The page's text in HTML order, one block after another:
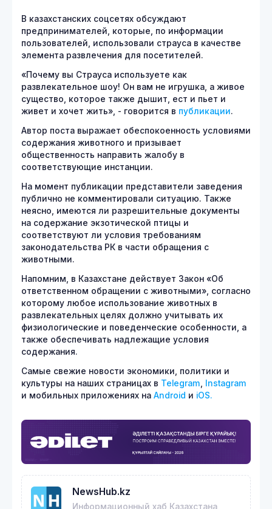
В казахстанских соцсетях обсуждают
предпринимателей, которые, по информации
пользователей, использовали страуса в качестве
элемента развлечения для посетителей.
«Почему вы Страуса используете как
развлекательное шоу! Он вам не игрушка, а живое
существо, которое также дышит, ест и пьет и
живет и хочет жить», - говорится в публикации.
Автор поста выражает обеспокоенность условиями
содержания животного и призывает
общественность направить жалобу в
соответствующие инстанции.
На момент публикации представители заведения
публично не комментировали ситуацию. Также
неясно, имеются ли разрешительные документы
на содержание экзотической птицы и
соответствуют ли условия требованиям
законодательства РК в части обращения с
животными.
Напомним, в Казахстане действует Закон «Об
ответственном обращении с животными», согласно
которому любое использование животных в
развлекательных целях должно учитывать их
физиологические и поведенческие особенности, а
также обеспечивать надлежащие условия
содержания.
Самые свежие новости экономики, политики и
культуры на наших страницах в Telegram,
Instagram
и мобильных приложениях на Android и iOS.
NewsHub.kz
Информационный хаб Казахстана